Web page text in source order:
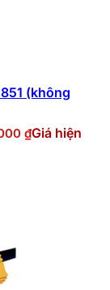
(không
₫Giá hiện